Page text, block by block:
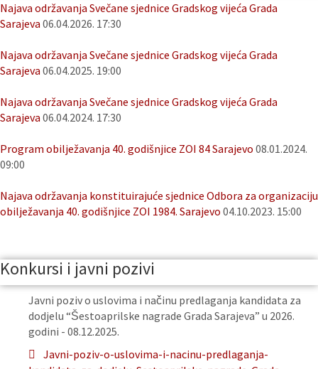
Najava održavanja Svečane sjednice Gradskog vijeća Grada
Sarajeva 06.04.2026. 17:30
Najava održavanja Svečane sjednice Gradskog vijeća Grada
Sarajeva 06.04.2025. 19:00
Najava održavanja Svečane sjednice Gradskog vijeća Grada
Sarajeva 06.04.2024. 17:30
Program obilježavanja 40. godišnjice ZOI 84 Sarajevo 08.01.2024.
09:00
Najava održavanja konstituirajuće sjednice Odbora za organizaciju
obilježavanja 40. godišnjice ZOI 1984. Sarajevo 04.10.2023. 15:00
Konkursi i javni pozivi
Javni poziv o uslovima i načinu predlaganja kandidata za
dodjelu “Šestoaprilske nagrade Grada Sarajeva” u 2026.
godini - 08.12.2025.
Javni-poziv-o-uslovima-i-nacinu-predlaganja-